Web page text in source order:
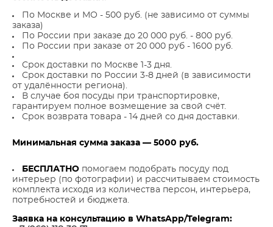
По Москве и МО - 500 руб. (не зависимо от суммы
заказа)
По России при заказе до 20 000 руб. - 800 руб.
По России при заказе от 20 000 руб - 1600 руб.
Срок доставки по Москве 1-3 дня.
Срок доставки по России 3-8 дней (в зависимости
от удалённости региона).
В случае боя посуды при транспортировке,
гарантируем полное возмещение за свой счёт.
Срок возврата товара - 14 дней со дня доставки.
Минимальная сумма заказа — 5000 руб.
БЕСПЛАТНО помогаем подобрать посуду под
интерьер (по фотографии) и рассчитываем стоимость
комплекта исходя из количества персон, интерьера,
потребностей и бюджета.
Заявка на консультацию в WhatsApp/Telegram: